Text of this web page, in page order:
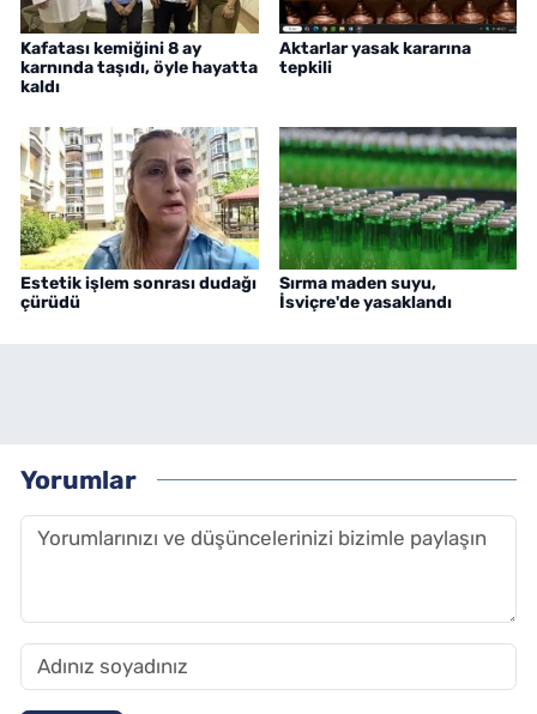
Kafatası kemiğini 8 ay
karnında taşıdı, öyle hayatta
kaldı
Aktarlar yasak kararına
tepkili
Estetik işlem sonrası dudağı
çürüdü
Sırma maden suyu,
İsviçre'de yasaklandı
Yorumlar